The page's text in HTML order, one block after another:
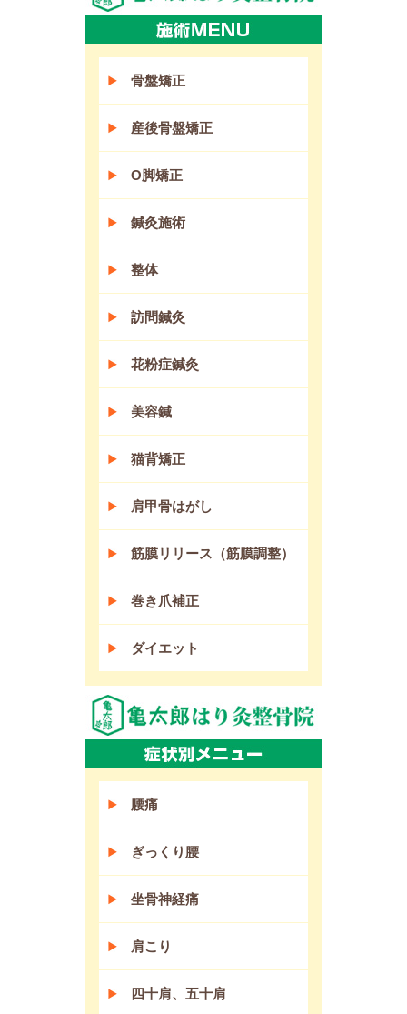
骨盤矯正
産後骨盤矯正
O脚矯正
鍼灸施術
整体
訪問鍼灸
花粉症鍼灸
美容鍼
猫背矯正
肩甲骨はがし
筋膜リリース（筋膜調整）
巻き爪補正
ダイエット
腰痛
ぎっくり腰
坐骨神経痛
肩こり
四十肩、五十肩